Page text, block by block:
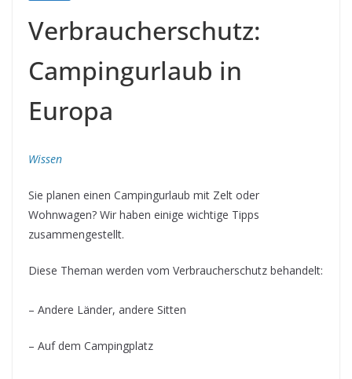
Verbraucherschutz:
Campingurlaub in
Europa
Wissen
Sie planen einen Campingurlaub mit Zelt oder
Wohnwagen? Wir haben einige wichtige Tipps
zusammengestellt.
Diese Theman werden vom Verbraucherschutz behandelt:
– Andere Länder, andere Sitten
– Auf dem Campingplatz